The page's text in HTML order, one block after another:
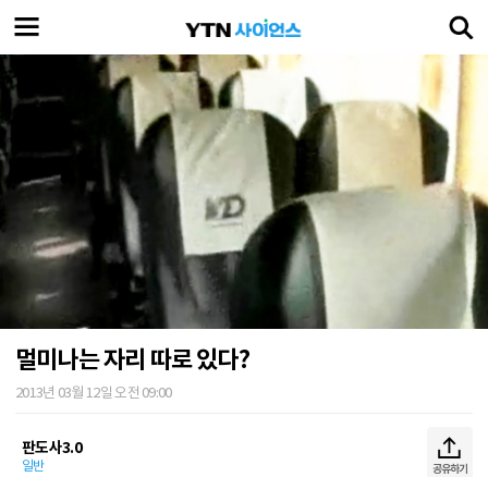
멀미나는 자리 따로 있다?
2013년 03월 12일 오전 09:00
판도사3.0
일반 공유하기